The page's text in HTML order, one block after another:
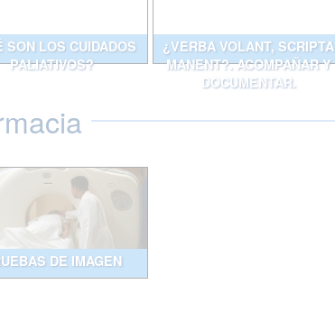
SON LOS CUIDADOS
PALIATIVOS?
¿VERBA VOLANT, SCRIPTA
MANENT?. ACOMPAÑAR Y
DOCUMENTAR.
DE IMAGEN